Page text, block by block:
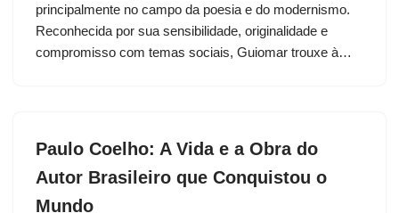
principalmente no campo da poesia e do modernismo.
Reconhecida por sua sensibilidade, originalidade e
compromisso com temas sociais, Guiomar trouxe à…
Paulo Coelho: A Vida e a Obra do
Autor Brasileiro que Conquistou o
Mundo